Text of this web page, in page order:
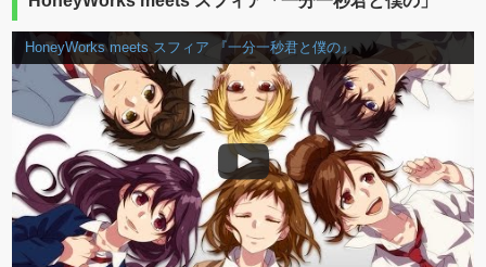
HoneyWorks meets スフィア 『一分一秒君と僕の』